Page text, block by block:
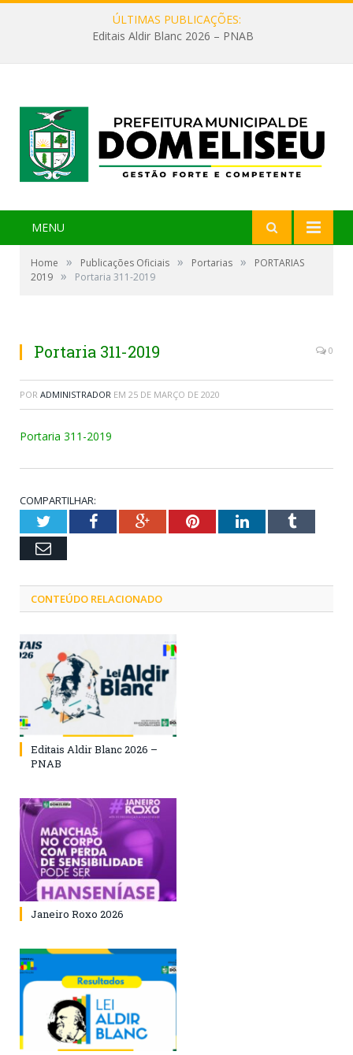
ÚLTIMAS PUBLICAÇÕES:
Editais Aldir Blanc 2026 – PNAB
MENU
Home » Publicações Oficiais » Portarias »
PORTARIAS
2019 » Portaria 311-2019
Portaria 311-2019 0
POR ADMINISTRADOR EM 25 DE MARÇO DE 2020
Portaria 311-2019
COMPARTILHAR:
TwitterFacebookGoogle+PinterestLinkedInTumblr
Email
CONTEÚDO RELACIONADO
Editais Aldir Blanc 2026 –
PNAB
Janeiro Roxo 2026